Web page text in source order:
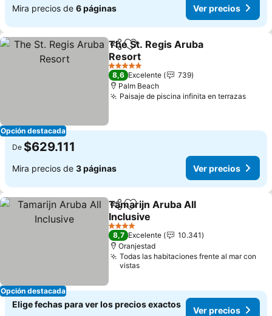
Mira precios de 6 páginas Ver precios
Opción destacada
Compartir
Agregar a favoritos
The St. Regis Aruba
Resort
5 Estrellas
8,6 Excelente
739
Palm Beach
Paisaje de piscina infinita en terrazas
De $629.111
Mira precios de 3 páginas Ver precios
Opción destacada
CompartirAgregar a favoritos
Tamarijn Aruba All
Inclusive
4 Estrellas
8,7 Excelente
10.341
Oranjestad
Todas las habitaciones frente al mar con
vistas
Elige fechas para ver los precios exactos
Ver precios